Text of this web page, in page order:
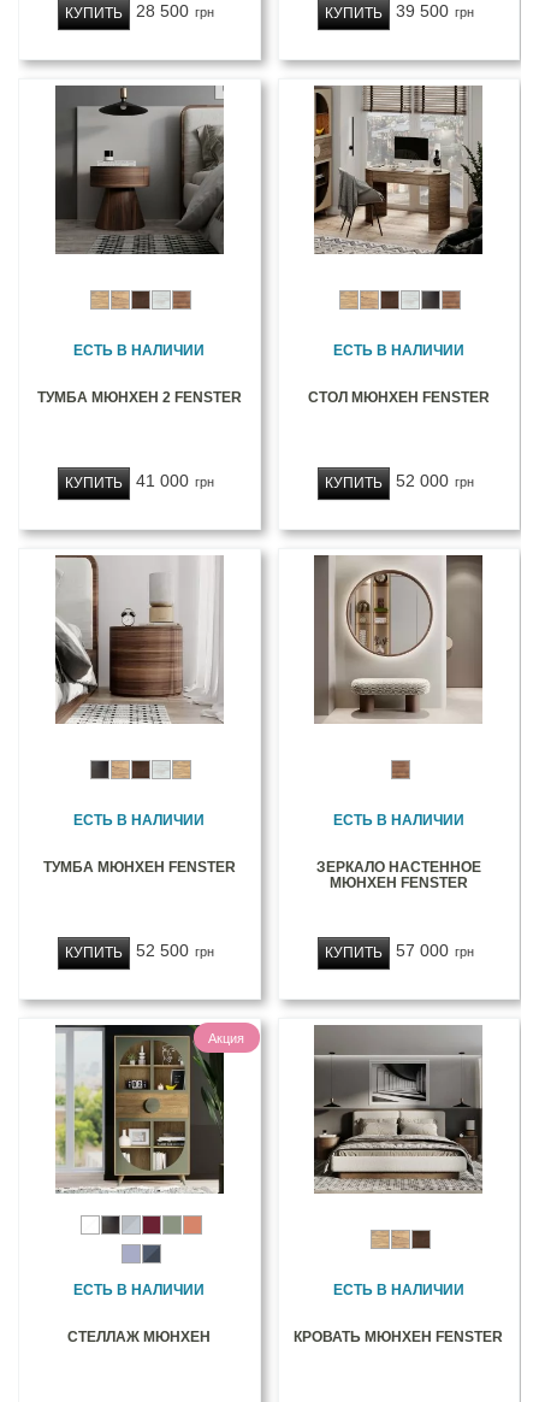
28 500 грн
КУПИТЬ 39 500 грн
КУПИТЬ
ЕСТЬ В НАЛИЧИИ
ТУМБА МЮНХЕН 2 FENSTER
41 000 грн
КУПИТЬ
ЕСТЬ В НАЛИЧИИ
СТОЛ МЮНХЕН FENSTER
52 000 грн
КУПИТЬ
ЕСТЬ В НАЛИЧИИ
ТУМБА МЮНХЕН FENSTER
52 500 грн
КУПИТЬ
ЕСТЬ В НАЛИЧИИ
ЗЕРКАЛО НАСТЕННОЕ
МЮНХЕН FENSTER
57 000 грн
КУПИТЬ
Акция
ЕСТЬ В НАЛИЧИИ
СТЕЛЛАЖ МЮНХЕН
ЕСТЬ В НАЛИЧИИ
КРОВАТЬ МЮНХЕН FENSTER